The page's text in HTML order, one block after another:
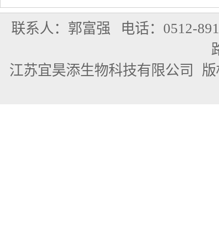
联系人：郭富强 电话：0512-
江苏宜昊添生物科技有限公司